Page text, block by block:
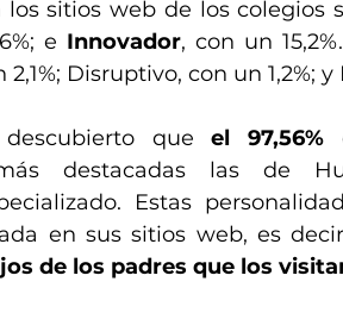
los sitios web de los colegios
e Innovador, con un
Disruptivo, con un 1,2%;
descubierto que el 97,56%
destacadas las de
Estas
en sus sitios web, es
de los padres que los